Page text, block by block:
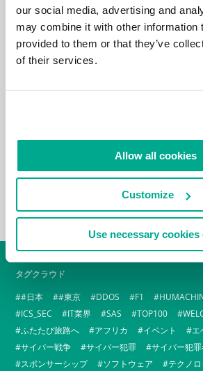
our social media, advertising and
may combine it with other information
provided to them or that they’ve
of their services.
Allow all cookies
Customize
Use necessary cookies
ビデオブログ
タグクラウド
#日本
#東京 DDOS F1
ICS_SEC
IT業界 SAS TOP100
ふたたび旅路へ
アフリカ イベント エ
サイバー戦争
サイバー犯罪 サイバー犯
スポンサーシップ
ソフトウェア テクノ